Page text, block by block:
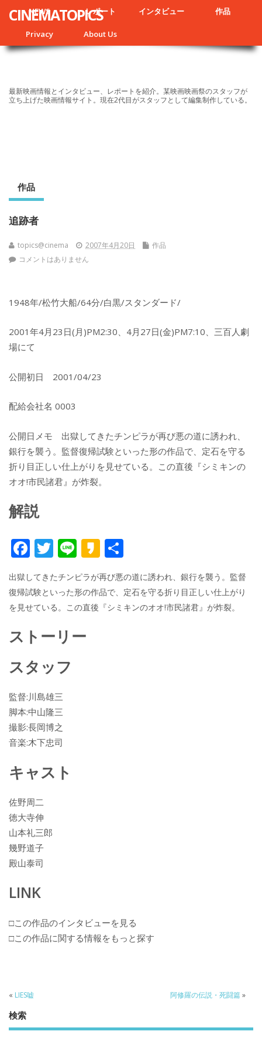
NEWS レポート インタビュー 作品
Privacy About Us
CINEMATOPICS
最新映画情報とインタビュー、レポートを紹介。某映画映画祭のスタッフが
立ち上げた映画情報サイト。現在2代目がスタッフとして編集制作している。
作品
追跡者
topics@cinema 2007年4月20日
作品
コメントはありません
1948年/松竹大船/64分/白黒/スタンダード/
2001年4月23日(月)PM2:30、4月27日(金)PM7:10、三百人劇
場にて
公開初日 2001/04/23
配給会社名 0003
公開日メモ 出獄してきたチンピラが再び悪の道に誘われ、
銀行を襲う。監督復帰試験といった形の作品で、定石を守る
折り目正しい仕上がりを見せている。この直後『シミキンの
オオ!市民諸君』が炸裂。
解説
F
e
b
o
k
T
itt
er
Li
n
e
K
a
k
a
有
出獄してきたチンピラが再び悪の道に誘われ、銀行を襲う。監督
復帰試験といった形の作品で、定石を守る折り目正しい仕上がり
を見せている。この直後『シミキンのオオ!市民諸君』が炸裂。
ストーリー
スタッフ
監督:川島雄三
脚本:中山隆三
撮影:長岡博之
音楽:木下忠司
キャスト
佐野周二
徳大寺伸
山本礼三郎
幾野道子
殿山泰司
LINK
□この作品のインタビューを見る
□この作品に関する情報をもっと探す
« LIES嘘 阿修羅の伝説・死闘篇»
検索